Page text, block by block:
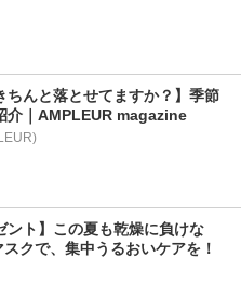
ちんと落とせてますか？】季節
介｜AMPLEUR magazine
ント】この夏も乾燥に負けな
クで、集中うるおいケアを！